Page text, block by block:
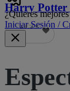
Harry Potter
19.5 k
¿Quieres
Iniciar Sesión /